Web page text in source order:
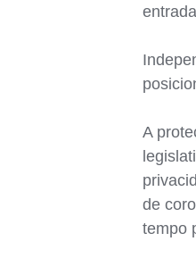
A
de
tempo